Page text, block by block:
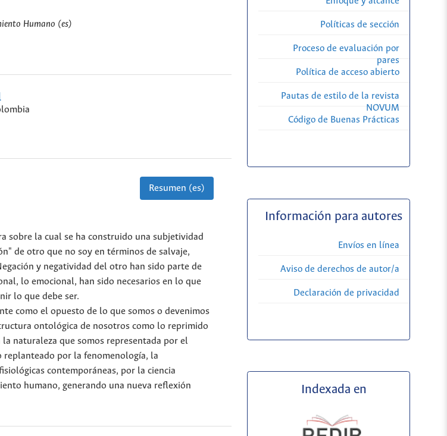
Humano (es)
Resumen (es)
sobre la cual se ha construido una subjetividad
de otro que no soy en términos de salvaje,
y negatividad del otro han sido parte de
lo emocional, han sido necesarios en lo que
lo que debe ser.
como el opuesto de lo que somos o devenimos
ontológica de nosotros como lo reprimido
naturaleza que somos representada por el
replanteado por la fenomenología, la
contemporáneas, por la ciencia
humano, generando una nueva reflexión
Políticas de sección
Proceso de evaluación por
pares
Política de acceso abierto
Pautas de estilo de la revista
NOVUM
Código de Buenas Prácticas
Información para autores
Envíos en línea
Aviso de derechos de autor/a
Declaración de privacidad
Indexada en